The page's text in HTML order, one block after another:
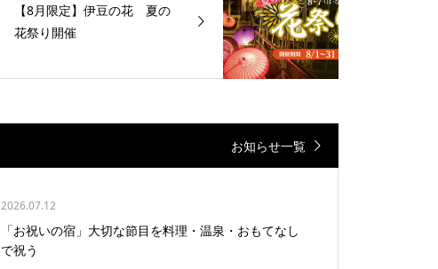
【8月限定】伊豆の花 夏の
花祭り開催
お知らせ一覧
2026.07.12
「お祝いの宿」大切な節目を料理・温泉・おもてなし
で祝う